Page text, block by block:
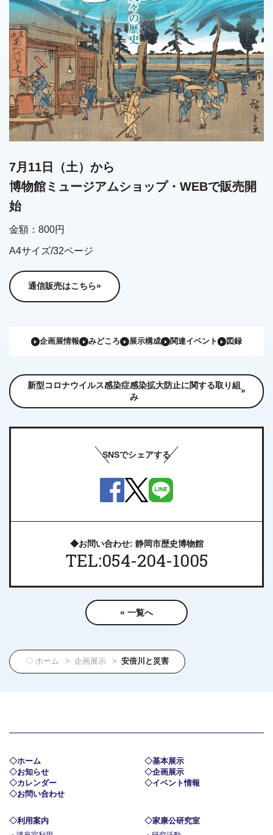
7月11日（土）から
博物館ミュージアムショップ・WEBで販売開
始
金額：800円
A4サイズ/32ページ
通信販売はこちら
企画展情報 みどころ 展示構成 関連イベント 図録
新型コロナウイルス感染症感染拡大防止に関する取り組
み
SNSでシェアする
◆お問い合わせ: 静岡市歴史博物館
TEL:054-204-1005
« 一覧へ
ホーム 企画展示 安倍川と災害
ホーム
お知らせ
カレンダー
お問い合わせ
基本展示
企画展示
イベント情報
利用案内 家康公研究室